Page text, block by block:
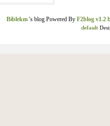
Biblekm 's blog Powered By F2blog v1.2
default